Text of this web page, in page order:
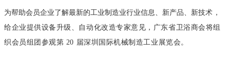
为帮助会员企业了解最新的工业制造业行业信息、新产品、新技术，
给企业提供设备升级、自动化改造专家意见，广东省卫浴商会将组
织会员组 团参观第 20 届深圳国际机械制造工业展览会。